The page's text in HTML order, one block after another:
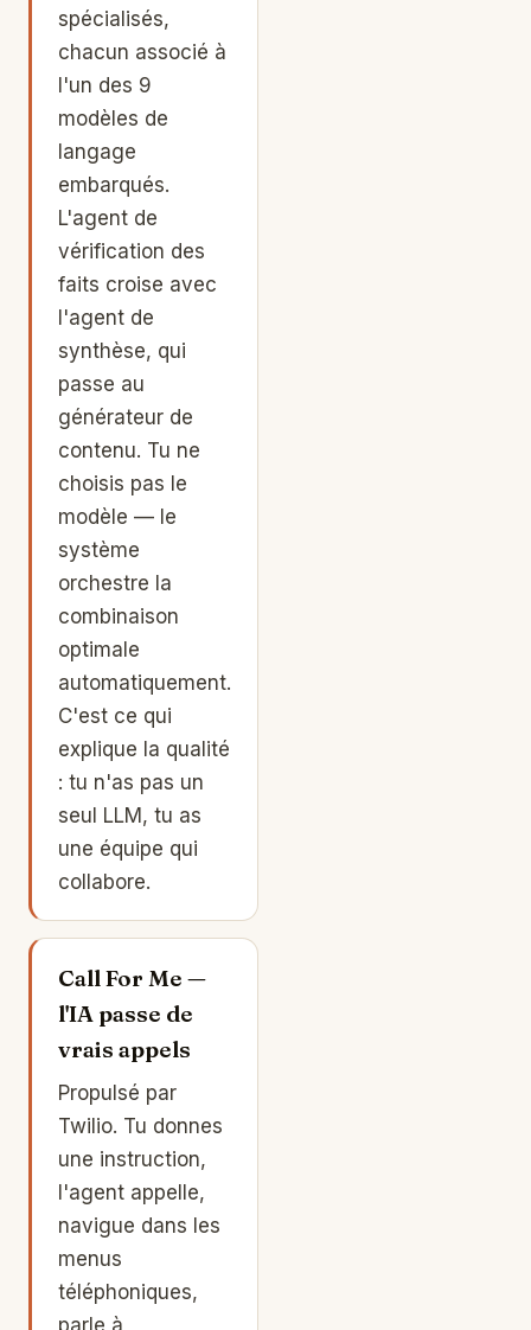
spécialisés,
chacun associé à
l'un des 9
modèles de
langage
embarqués.
L'agent de
vérification des
faits croise avec
l'agent de
synthèse, qui
passe au
générateur de
contenu. Tu ne
choisis pas le
modèle — le
système
orchestre la
combinaison
optimale
automatiquement.
C'est ce qui
explique la qualité
: tu n'as pas un
seul LLM, tu as
une équipe qui
collabore.
Call For Me —
l'IA passe de
vrais appels
Propulsé par
Twilio. Tu donnes
une instruction,
l'agent appelle,
navigue dans les
menus
téléphoniques,